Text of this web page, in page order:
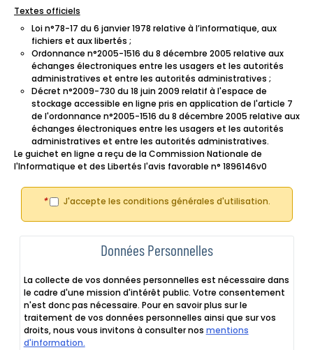
Textes officiels
Loi n°78-17 du 6 janvier 1978 relative à l’informatique, aux
fichiers et aux libertés ;
Ordonnance n°2005-1516 du 8 décembre 2005 relative aux
échanges électroniques entre les usagers et les autorités
administratives et entre les autorités administratives ;
Décret n°2009-730 du 18 juin 2009 relatif à l'espace de
stockage accessible en ligne pris en application de l'article 7
de l'ordonnance n°2005-1516 du 8 décembre 2005 relative aux
échanges électroniques entre les usagers et les autorités
administratives et entre les autorités administratives.
Le guichet en ligne a reçu de la Commission Nationale de
l'Informatique et des Libertés l'avis favorable n° 1896146v0
* J'accepte les conditions générales d'utilisation.
Données Personnelles
La collecte de vos données personnelles est nécessaire dans
le cadre d'une mission d'intérêt public. Votre consentement
n'est donc pas nécessaire. Pour en savoir plus sur le
traitement de vos données personnelles ainsi que sur vos
droits, nous vous invitons à consulter nos mentions
d'information.